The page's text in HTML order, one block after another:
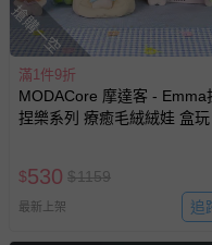
至媽咪愛LINE@客服
與服務，謝謝。
針對滿件折/滿額贈…
留商品未達活動門檻，
部分商品依據消費者
搶購一空
滿1件9折
MODACore 摩達客 - Emma
捏樂系列 療癒毛絨絨娃 盒玩
$530 $1159
最新上架 追